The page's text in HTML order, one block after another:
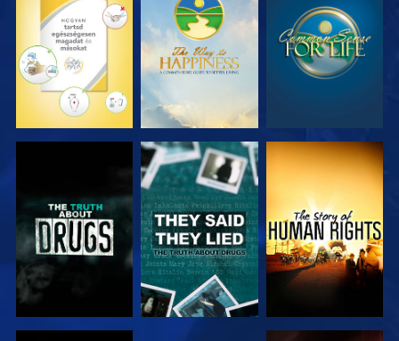
MŰSORNÉZÉS MŰSORNÉZÉS MŰSORNÉZÉS
MŰSORNÉZÉS MŰSORNÉZÉS MŰSORNÉZÉS